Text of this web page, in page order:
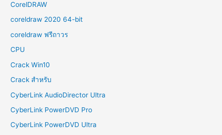
CorelDRAW
coreldraw 2020 64-bit
coreldraw ฟรีถาวร
CPU
Crack Win10
Crack สำหรับ
CyberLink AudioDirector Ultra
CyberLink PowerDVD Pro
CyberLink PowerDVD Ultra